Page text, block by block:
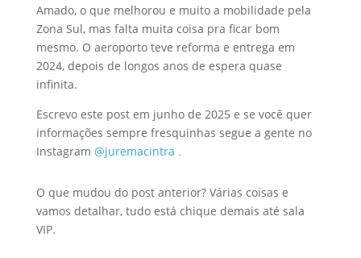
Amado, o que melhorou e muito a mobilidade pela
Zona Sul, mas falta muita coisa pra ficar bom
mesmo. O aeroporto teve reforma e entrega em
2024, depois de longos anos de espera quase
infinita.
Escrevo este post em junho de 2025 e se você quer
informações sempre fresquinhas segue a gente no
Instagram @juremacintra .
O que mudou do post anterior? Várias coisas e
vamos detalhar, tudo está chique demais até sala
VIP.